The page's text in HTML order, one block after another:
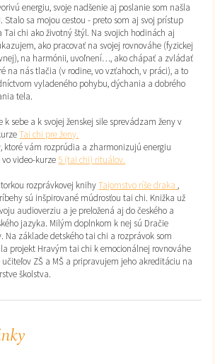
energiu, svoje nadšenie aj poslanie som našla
Stalo sa mojou cestou - preto som aj svoj prístup
Tai chi ako životný štýl. Na svojich hodinách aj
ako pracovať na svojej rovnováhe (fyzickej
na harmónii, uvoľnení…, ako chápať a zvládať
na nás tlačia (v rodine, vo vzťahoch, v práci), a to
vyladeného pohybu, dýchania a dobrého
tela.
k sebe a k svojej ženskej sile sprevádzam ženy v
Tai chi pre ženy.
ktoré vám rozprúdia a zharmonizujú energiu
vo video-kurze5 (tai chi) rituálov.
rozprávkovej knihyTajomstvo ríše draka,
sú inšpirované múdrosťou tai chi. Knižka už
audioverziu a je preložená aj do českého a
jazyka. Milým doplnkom k nej sú Dračie
Na základe detského tai chi a rozprávok som
projekt Hravým tai chi k emocionálnej rovnováhe
ZŠ a MŠ a pripravujem jeho akreditáciu na
školstva.